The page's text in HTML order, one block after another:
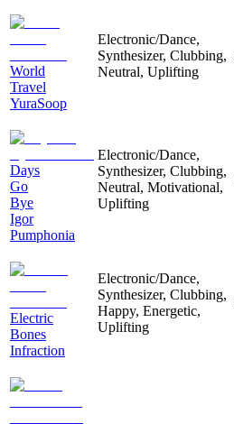
World
Travel
YuraSoop
Electronic/Dance,
Synthesizer, Clubbing,
Neutral, Uplifting
Days
Go
Bye
Igor
Pumphonia
Electronic/Dance,
Synthesizer, Clubbing,
Neutral, Motivational,
Uplifting
Electric
Bones
Infraction
Electronic/Dance,
Synthesizer, Clubbing,
Happy, Energetic,
Uplifting